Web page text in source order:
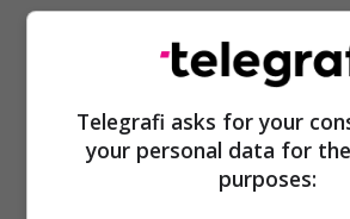
Telegrafi asks for your
your personal data for
purposes: